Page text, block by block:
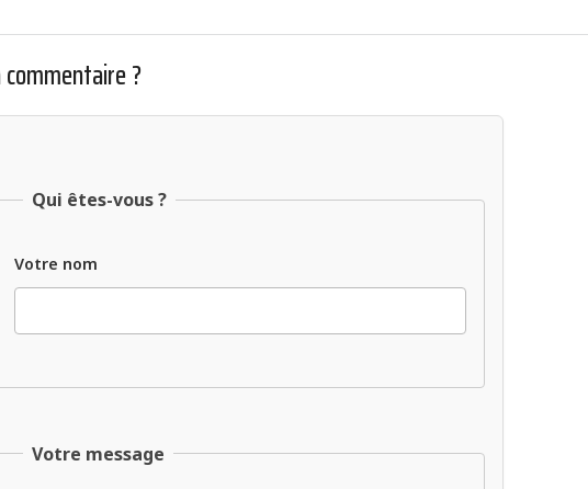
?
Qui êtes-vous ?
Votre nom
Votre message